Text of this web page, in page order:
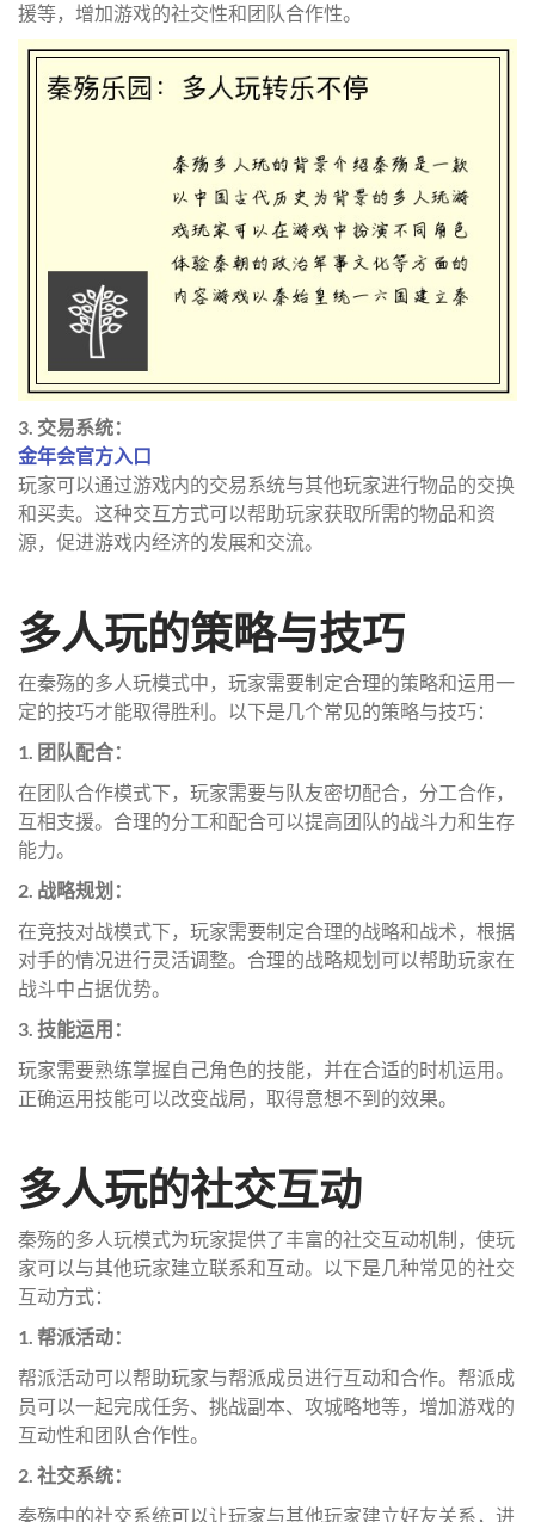
援等，增加游戏的社交性和团队合作性。
3. 交易系统：
金年会官方入口
玩家可以通过游戏内的交易系统与其他玩家进行物品的交换
和买卖。这种交互方式可以帮助玩家获取所需的物品和资
源，促进游戏内经济的发展和交流。
多人玩的策略与技巧
在秦殇的多人玩模式中，玩家需要制定合理的策略和运用一
定的技巧才能取得胜利。以下是几个常见的策略与技巧：
1. 团队配合：
在团队合作模式下，玩家需要与队友密切配合，分工合作，
互相支援。合理的分工和配合可以提高团队的战斗力和生存
能力。
2. 战略规划：
在竞技对战模式下，玩家需要制定合理的战略和战术，根据
对手的情况进行灵活调整。合理的战略规划可以帮助玩家在
战斗中占据优势。
3. 技能运用：
玩家需要熟练掌握自己角色的技能，并在合适的时机运用。
正确运用技能可以改变战局，取得意想不到的效果。
多人玩的社交互动
秦殇的多人玩模式为玩家提供了丰富的社交互动机制，使玩
家可以与其他玩家建立联系和互动。以下是几种常见的社交
互动方式：
1. 帮派活动：
帮派活动可以帮助玩家与帮派成员进行互动和合作。帮派成
员可以一起完成任务、挑战副本、攻城略地等，增加游戏的
互动性和团队合作性。
2. 社交系统：
秦殇中的社交系统可以让玩家与其他玩家建立好友关系，进